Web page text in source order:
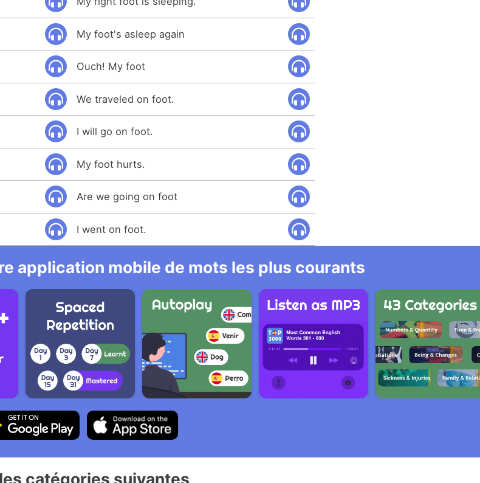
My foot's asleep again
Ouch! My foot
We traveled on foot.
I will go on foot.
My foot hurts.
Are we going on foot
I went on foot.
application mobile de mots les plus courants
catégories suivantes